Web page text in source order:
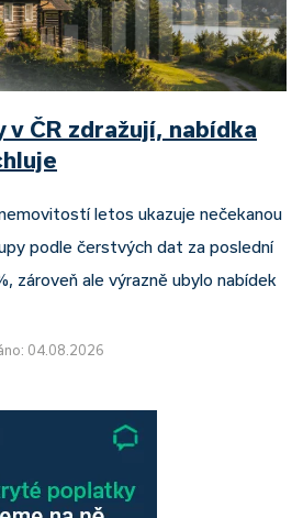
v ČR zdražují, nabídka
letos ukazuje nečekanou
podle čerstvých dat za poslední
zároveň ale výrazně ubylo nabídek
04.08.2026